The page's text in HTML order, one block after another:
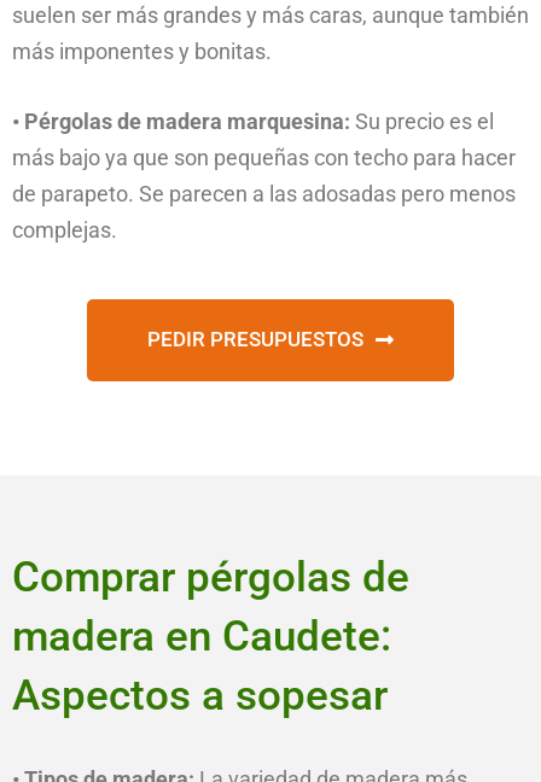
suelen ser más grandes y más caras, aunque también
más imponentes y bonitas.
• Pérgolas de madera marquesina: Su precio es el
más bajo ya que son pequeñas con techo para hacer
de parapeto. Se parecen a las adosadas pero menos
complejas.
PEDIR PRESUPUESTOS
Comprar pérgolas de
madera en Caudete:
Aspectos a sopesar